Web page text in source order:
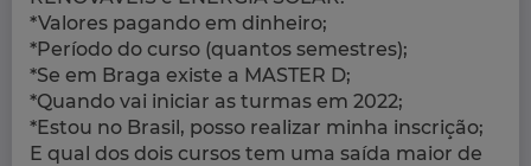
*Valores pagando em dinheiro;
*Período do curso (quantos semestres);
*Se em Braga existe a MASTER D;
*Quando vai iniciar as turmas em 2022;
*Estou no Brasil, posso realizar minha inscrição;
E qual dos dois cursos tem uma saída maior de